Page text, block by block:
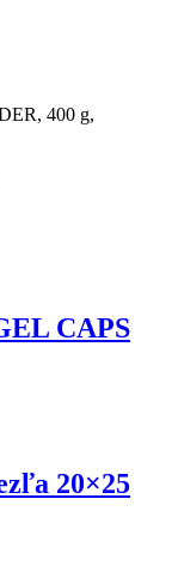
400 g,
CAPS
20×25